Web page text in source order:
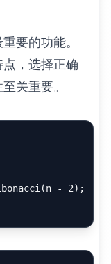
堆叠的卡片
据。
性的同时适
可以在不同
读习惯和信
之一，清晰
格内容。